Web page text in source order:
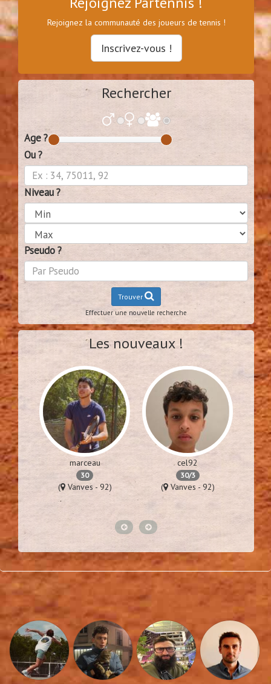
Rejoignez la communauté des joueurs de tennis !
Inscrivez-vous !
Rechercher
Age ?
Ou ?
Niveau ?
Pseudo ?
Trouver
Effectuer une nouvelle recherche
Les nouveaux !
marceau
30
( Vanves - 92)
cel92
30/3
( Vanves - 92)